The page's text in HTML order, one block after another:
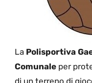
La Polisportiva
Comunale per